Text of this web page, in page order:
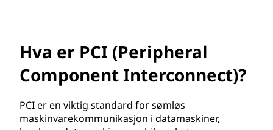
Hva er PCI (Peripheral
Component Interconnect)?
PCI er en viktig standard for sømløs
maskinvarekommunikasjon i datamaskiner,